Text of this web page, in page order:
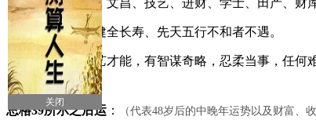
关闭
健康：可能健全长寿、先天五行不和者不遇。
含义：富学艺才能，有智谋奇略，忍柔当事，任何难
总格39所示之后运 ： （代表48岁后的中晚年运势以及财富、